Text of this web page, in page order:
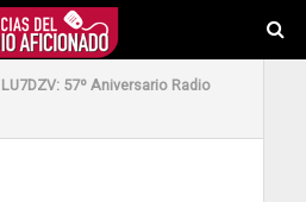
LU7DZV: 57º Aniversario Radio